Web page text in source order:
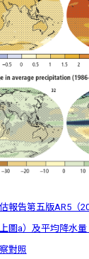
報告第五版AR5（
圖a）及平均降水
對照